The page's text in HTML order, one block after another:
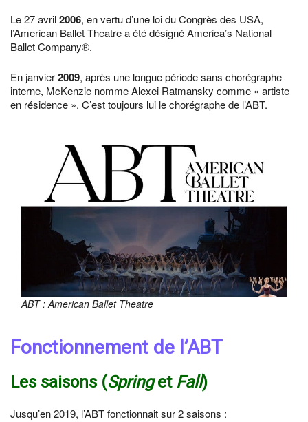
Le 27 avril2006, en vertu d’une loi du Congrès des USA,
l’American Ballet Theatre a été désigné America’s National
Ballet Company®.
En janvier2009, après une longue période sans chorégraphe
interne, McKenzie nomme Alexei Ratmansky comme « artiste
en résidence ». C’est toujours lui le chorégraphe de l’ABT.
ABT : American Ballet Theatre
Fonctionnement de l’ABT
Les saisons (Springet Fall)
Jusqu’en 2019, l’ABT fonctionnait sur 2 saisons :